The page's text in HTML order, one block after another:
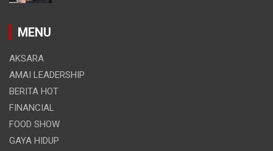
MENU
AKSARA
AMAI LEADERSHIP
BERITA HOT
FINANCIAL
FOOD SHOW
GAYA HIDUP